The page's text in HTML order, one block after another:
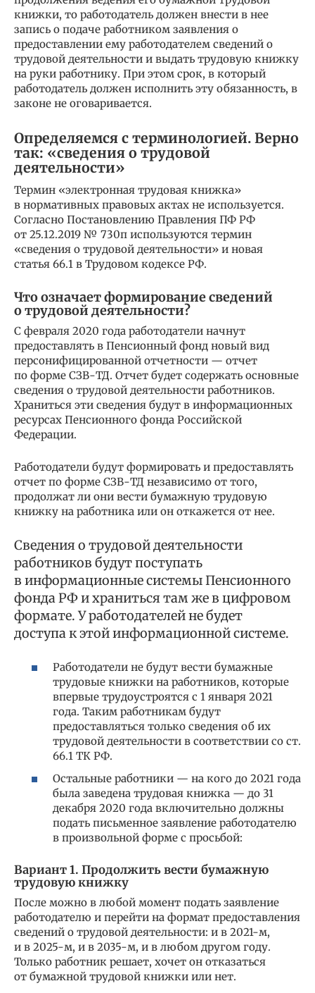
книжки, то работодатель должен внести в нее
запись о подаче работником заявления о
предоставлении ему работодателем сведений о
трудовой деятельности и выдать трудовую книжку
на руки работнику. При этом срок, в который
работодатель должен исполнить эту обязанность, в
законе не оговаривается.
Определяемся с терминологией. Верно
так: «сведения о трудовой
деятельности»
Термин «электронная трудовая книжка»
в нормативных правовых актах не используется.
Согласно Постановлению Правления ПФ РФ
от 25.12.2019 № 730п используются термин
«сведения о трудовой деятельности» и новая
статья 66.1 в Трудовом кодексе РФ.
Что означает формирование сведений
о трудовой деятельности?
С февраля 2020 года работодатели начнут
предоставлять в Пенсионный фонд новый вид
персонифицированной отчетности — отчет
по форме СЗВ-ТД. Отчет будет содержать основные
сведения о трудовой деятельности работников.
Храниться эти сведения будут в информационных
ресурсах Пенсионного фонда Российской
Федерации.
Работодатели будут формировать и предоставлять
отчет по форме СЗВ-ТД независимо от того,
продолжат ли они вести бумажную трудовую
книжку на работника или он откажется от нее.
Сведения о трудовой деятельности
работников будут поступать
в информационные системы Пенсионного
фонда РФ и храниться там же в цифровом
формате. У работодателей не будет
доступа к этой информационной системе.
Работодатели не будут вести бумажные
трудовые книжки на работников, которые
впервые трудоустроятся с 1 января 2021
года. Таким работникам будут
предоставляться только сведения об их
трудовой деятельности в соответствии со ст.
66.1 ТК РФ.
Остальные работники — на кого до 2021 года
была заведена трудовая книжка — до 31
декабря 2020 года включительно должны
подать письменное заявление работодателю
в произвольной форме с просьбой:
Вариант 1. Продолжить вести бумажную
трудовую книжку
После можно в любой момент подать заявление
работодателю и перейти на формат предоставления
сведений о трудовой деятельности: и в 2021-м,
и в 2025-м, и в 2035-м, и в любом другом году.
Только работник решает, хочет он отказаться
от бумажной трудовой книжки или нет.